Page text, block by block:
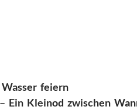
Wasser  feiern
–  Ein  Kleinod  zwischen